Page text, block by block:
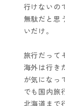
行けないの
無駄だと思
いだけ。
旅行だって
海外は行き
が気になっ
でも国内旅
北海道まで